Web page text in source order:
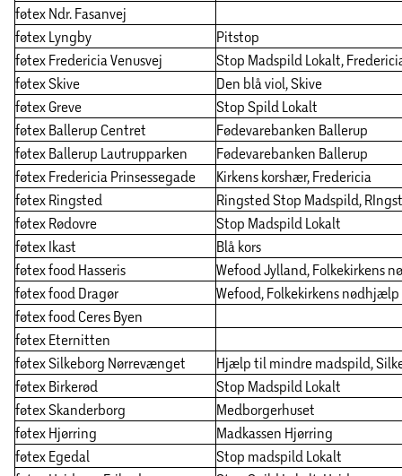
føtex Ndr. Fasanvej
føtex Lyngby
Pitstop
føtex Fredericia Venusvej
Stop Madspild Lokalt,
føtex Skive
Den blå viol, Skive
føtex Greve
Stop Spild Lokalt
føtex Ballerup Centret
Fødevarebanken Ballerup
føtex Ballerup Lautrupparken
Fødevarebanken Ballerup
føtex Fredericia Prinsessegade
Kirkens korshær, Fredericia
føtex Ringsted
Ringsted Stop Madspild,
føtex Rødovre
Stop Madspild Lokalt
føtex Ikast
Blå kors
føtex food Hasseris
Wefood Jylland, Folkekirkens
føtex food Dragør
Wefood, Folkekirkens nødhjælp
føtex food Ceres Byen
føtex Eternitten
føtex Silkeborg Nørrevænget
Hjælp til mindre madspild,
føtex Birkerød
Stop Madspild Lokalt
føtex Skanderborg
Medborgerhuset
føtex Hjørring
Madkassen Hjørring
føtex Egedal
Stop madspild Lokalt